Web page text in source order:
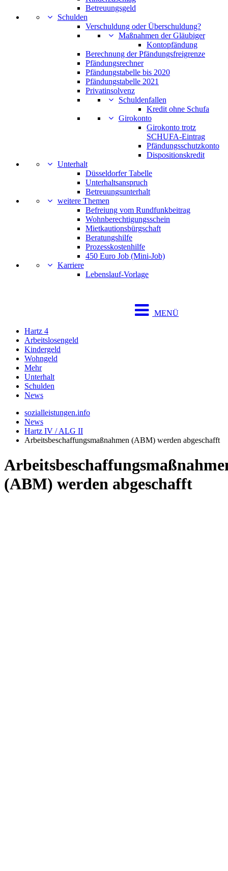
Betreuungsgeld
Schulden
Verschuldung oder Überschuldung?
Maßnahmen der Gläubiger
Kontopfändung
Berechnung der Pfändungsfreigrenze
Pfändungsrechner
Pfändungstabelle bis 2020
Pfändungstabelle 2021
Privatinsolvenz
Schuldenfallen
Kredit ohne Schufa
Girokonto
Girokonto trotz
SCHUFA-Eintrag
Pfändungsschutzkonto
Dispositionskredit
Unterhalt
Düsseldorfer Tabelle
Unterhaltsanspruch
Betreuungsunterhalt
weitere Themen
Befreiung vom Rundfunkbeitrag
Wohnberechtigungsschein
Mietkautionsbürgschaft
Beratungshilfe
Prozesskostenhilfe
450 Euro Job (Mini-Job)
Karriere
Lebenslauf-Vorlage
MENÜ
Hartz 4
Arbeitslosengeld
Kindergeld
Wohngeld
Mehr
Unterhalt
Schulden
News
sozialleistungen.info
News
Hartz IV / ALG II
Arbeitsbeschaffungsmaßnahmen (ABM) werden abgeschafft
(ABM) werden abgeschafft